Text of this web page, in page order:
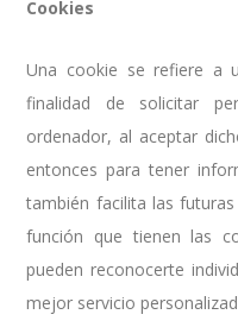
Cookies
Una cookie se refiere a
finalidad de solicitar
ordenador, al aceptar
entonces para tener
también facilita las
función que tienen las
pueden reconocerte
mejor servicio